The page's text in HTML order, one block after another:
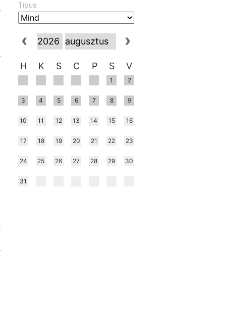
Típus
H K S C P S V
1 2
3 4 5 6 7 8 9
10 11 12 13 14 15 16
17 18 19 20 21 22 23
24 25 26 27 28 29 30
31